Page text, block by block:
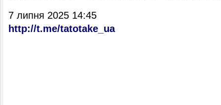
7 липня 2025 14:45
http://t.me/tatotake_ua